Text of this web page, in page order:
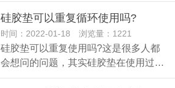
硅胶垫可以重复循环使用吗?
时间：2022-01-18 浏览量：1221
硅胶垫可以重复使用吗?这是很多人都
会想问的问题，其实硅胶垫在使用过…